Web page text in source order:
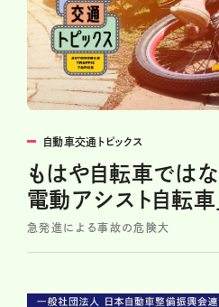
自動車交通トピックス
もはや自転車ではな
電動アシスト自転車
急発進による事故の危険大